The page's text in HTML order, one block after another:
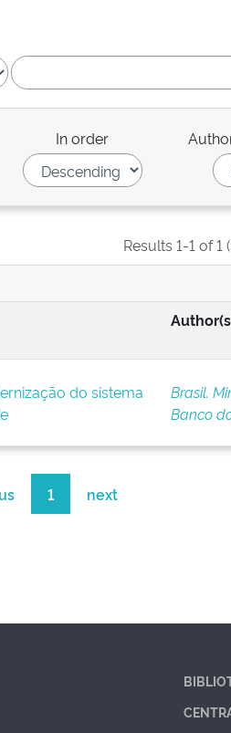
In order
Results 1-1 of
do sistema
Brasil.
Banco
1 next